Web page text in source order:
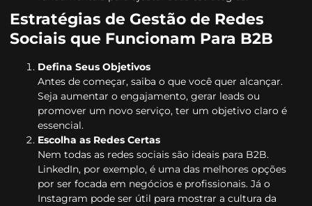
Estratégias de Gestão de Redes
Sociais que Funcionam Para B2B
Defina Seus Objetivos
Antes de começar, saiba o que você quer alcançar.
Seja aumentar o engajamento, gerar leads ou
promover um novo serviço, ter um objetivo claro é
essencial.
Escolha as Redes Certas
Nem todas as redes sociais são ideais para B2B.
LinkedIn, por exemplo, é uma das melhores opções
por ser focada em negócios e profissionais. Já o
Instagram pode ser útil para mostrar a cultura da